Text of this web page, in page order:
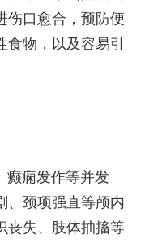
伤口愈合，预防便
物，以及容易引
癫痫发作等并发
、颈项强直等颅内
丧失、肢体抽搐等